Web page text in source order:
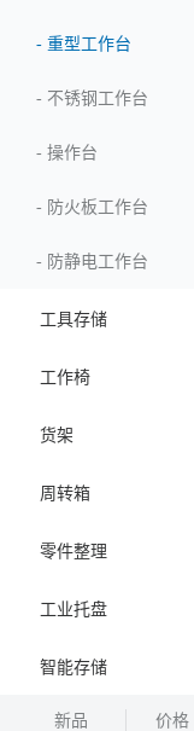
- 重型工作台
- 不锈钢工作台
- 操作台
- 防火板工作台
- 防静电工作台
工具存储
工作椅
货架
周转箱
零件整理
工业托盘
智能存储
新品 价格